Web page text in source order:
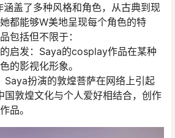
盖了多种风格和角色，从古典到现
都能够W美地呈现每个角色的特
包括但不限于：
的启发：Saya的cosplay作品在某种
的影视化形象。
扮演的敦煌菩萨在网络上引起
国敦煌文化与个人爱好相结合，创作
品。